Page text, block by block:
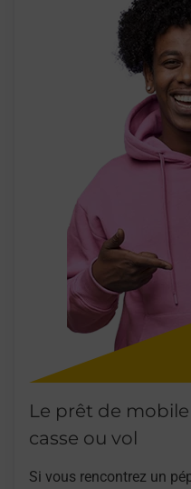
Le prêt de
casse ou vol
Si vous rencontrez un